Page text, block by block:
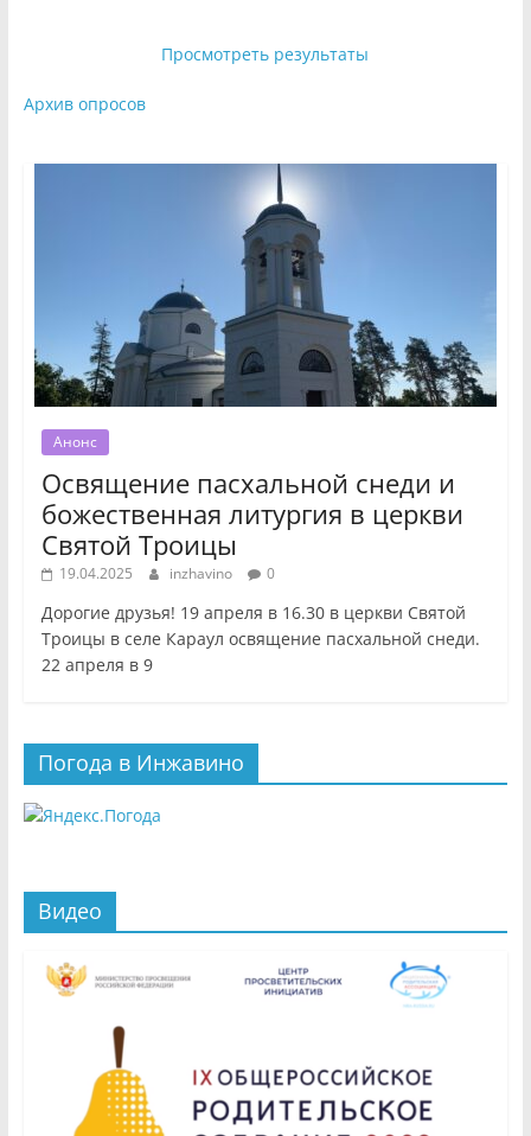
Просмотреть результаты
Архив опросов
Анонс
Освящение пасхальной снеди и
божественная литургия в церкви
Святой Троицы
19.04.2025 inzhavino 0
Дорогие друзья! 19 апреля в 16.30 в церкви Святой
Троицы в селе Караул освящение пасхальной снеди.
22 апреля в 9
Погода в Инжавино
Видео